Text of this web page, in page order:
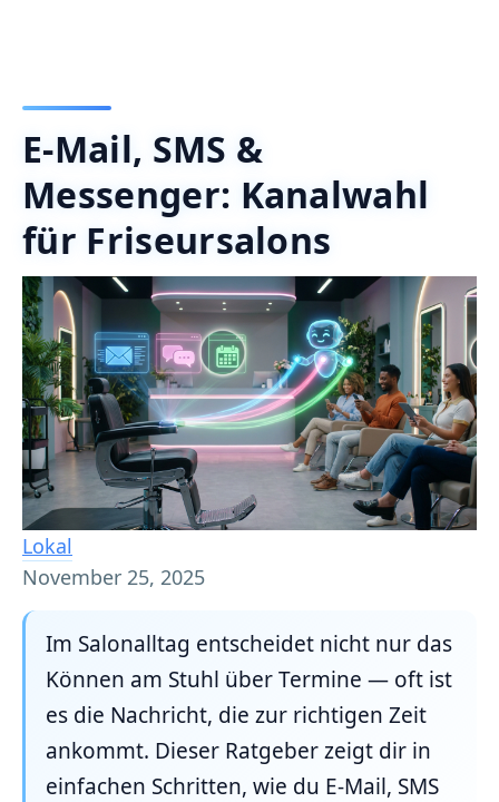
E-Mail, SMS &
Messenger: Kanalwahl
für Friseursalons
Lokal
November 25, 2025
Im Salonalltag entscheidet nicht nur das
Können am Stuhl über Termine — oft ist
es die Nachricht, die zur richtigen Zeit
ankommt. Dieser Ratgeber zeigt dir in
einfachen Schritten, wie du E-Mail, SMS